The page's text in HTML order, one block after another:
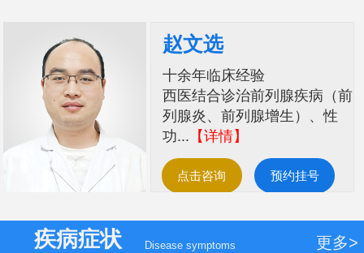
赵文选
十余年临床经验
西医结合诊治前列腺疾病（前
列腺炎、前列腺增生）、性
功... 【详情】
点击咨询 预约挂号
疾病症状 Disease symptoms 更多>